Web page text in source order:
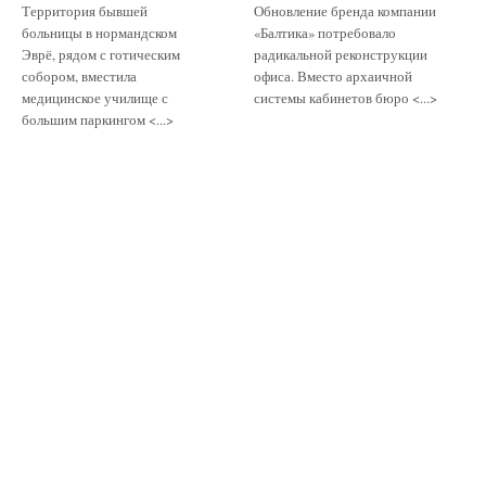
Территория бывшей
больницы в нормандском
Эврё, рядом с готическим
собором, вместила
медицинское училище с
большим паркингом <...>
Обновление бренда компании
«Балтика» потребовало
радикальной реконструкции
офиса. Вместо архаичной
системы кабинетов бюро <...>